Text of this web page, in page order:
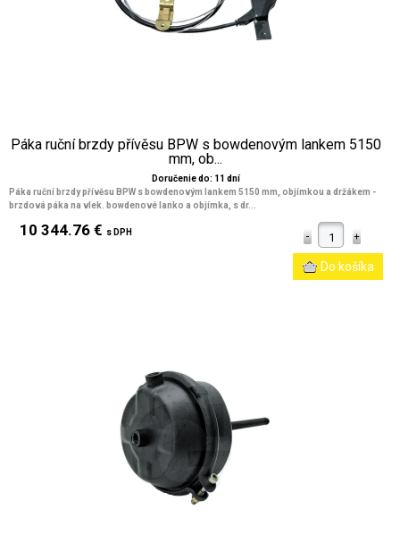
Páka ruční brzdy přívěsu BPW s bowdenovým lankem 5150
mm, ob...
Doručenie do: 11 dní
Páka ruční brzdy přívěsu BPW s bowdenovým lankem 5150 mm, objímkou a držákem -
brzdová páka na vlek. bowdenové lanko a objímka, s dr...
10 344.76 € s DPH